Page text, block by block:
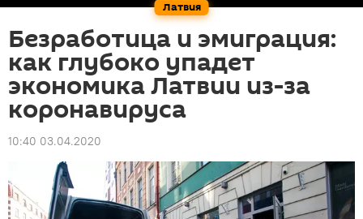
Латвия
Безработица и эмиграция:
как глубоко упадет
экономика Латвии из-за
коронавируса
10:40 03.04.2020